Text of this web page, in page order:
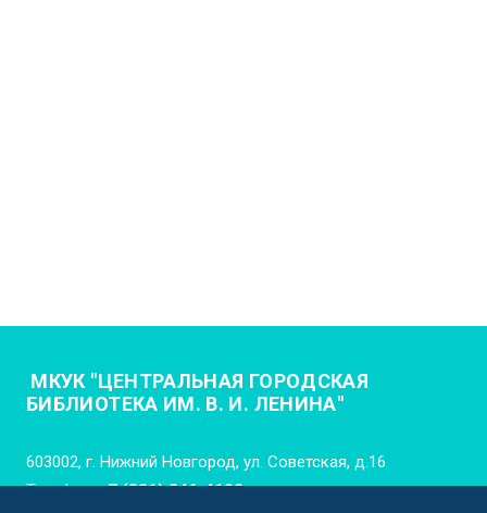
МКУК "ЦЕНТРАЛЬНАЯ ГОРОДСКАЯ
БИБЛИОТЕКА ИМ. В. И. ЛЕНИНА"
603002, г. Нижний Новгород, ул. Советская, д.16
Телефон:+7 (831) 246-4102